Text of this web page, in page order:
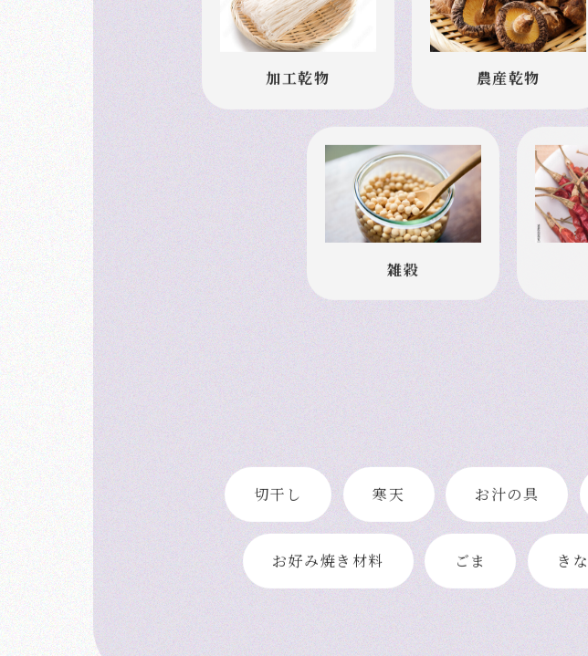
加工乾物 農産乾物
雑穀
切干し 寒天 お汁の具